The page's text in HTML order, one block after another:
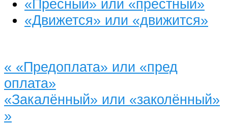
«Пресный» или «престный»
«Движется» или «движится»
« «Предоплата» или «пред
оплата»
«Закалённый» или «заколённый»
»